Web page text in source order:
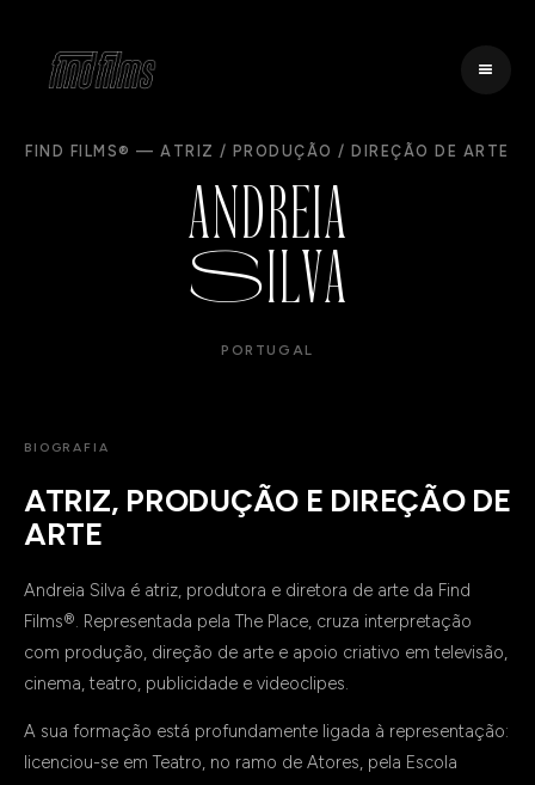
FIND FILMS® — ATRIZ / PRODUÇÃO / DIREÇÃO DE ARTE
ANDREIA
SILVA
PORTUGAL
BIOGRAFIA
ATRIZ, PRODUÇÃO E DIREÇÃO DE
ARTE
Andreia Silva é atriz, produtora e diretora de arte da Find
Films®. Representada pelaThe Place, cruza interpretação
com produção, direção de arte e apoio criativo em televisão,
cinema, teatro, publicidade e videoclipes.
A sua formação está profundamente ligada à representação:
licenciou-se em Teatro, no ramo de Atores, pela Escola